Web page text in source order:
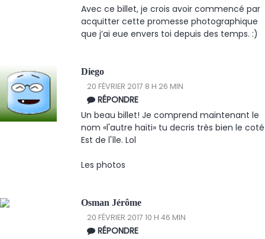
Avec ce billet, je crois avoir commencé par
acquitter cette promesse photographique
que j’ai eue envers toi depuis des temps. :)
Diego
20 FÉVRIER 2017 8 H 26 MIN
RÉPONDRE
Un beau billet! Je comprend maintenant le
nom «l'autre haïti» tu decris très bien le coté
Est de l'île. Lol
Les photos
Osman Jérôme
20 FÉVRIER 2017 10 H 46 MIN
RÉPONDRE